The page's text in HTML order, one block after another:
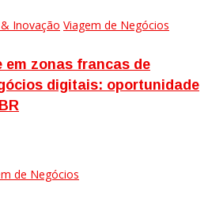
Inovação Viagem de Negócios
em zonas francas de
digitais: oportunidade
de Negócios